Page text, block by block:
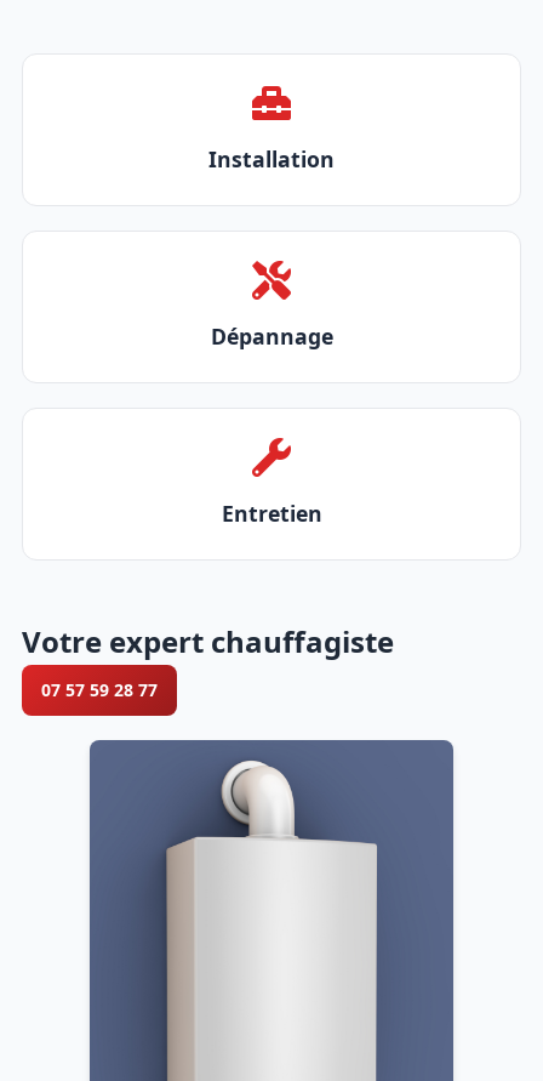
Installation
Dépannage
Entretien
Votre expert chauffagiste
07 57 59 28 77